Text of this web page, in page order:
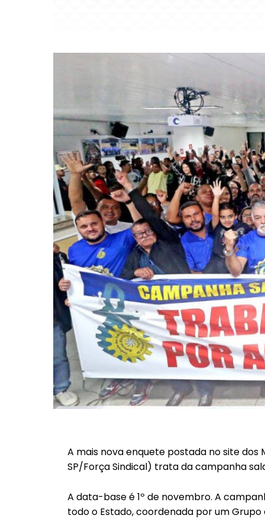
A mais nova enquete postada no site dos
SP/Força Sindical) trata da campanha
A data-base é 1º de novembro. A
todo o Estado, coordenada por um